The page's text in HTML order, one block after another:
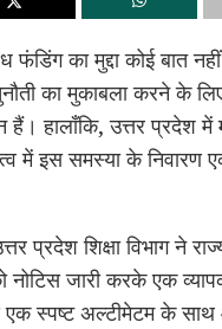
का मुद्दा कोई बात
का मुकाबला करने के लिए
हैं। हालाँकि, उत्तर प्रदेश
में इस समस्या के निवारण
प्रदेश शिक्षा विभाग ने
नोटिस जारी करके एक
स्पष्ट अल्टीमेटम के साथ